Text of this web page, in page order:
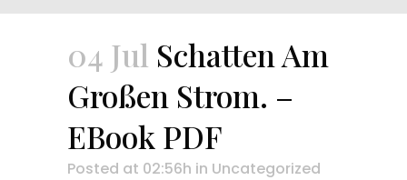
04 Jul Schatten Am
Großen Strom. –
EBook PDF
Posted at 02:56h in Uncategorized